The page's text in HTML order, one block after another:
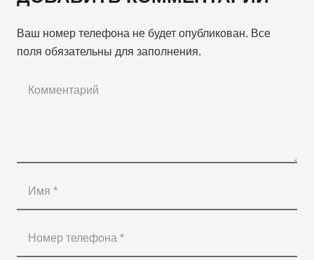
Ваш номер телефона не будет опубликован. Все
поля обязательны для заполнения.